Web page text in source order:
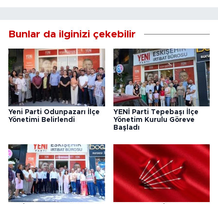
Bunlar da ilginizi çekebilir
Yeni Parti Odunpazarı İlçe
Yönetimi Belirlendi
YENİ Parti Tepebaşı İlçe
Yönetim Kurulu Göreve
Başladı